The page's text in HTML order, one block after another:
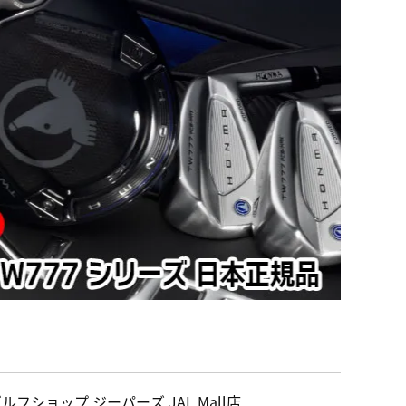
フショップ ジーパーズ JAL Mall店